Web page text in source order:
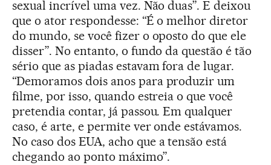
sexual incrível uma vez. Não duas”. E deixou
que o ator respondesse: “É o melhor diretor
do mundo, se você fizer o oposto do que ele
disser”. No entanto, o fundo da questão é tão
sério que as piadas estavam fora de lugar.
“Demoramos dois anos para produzir um
filme, por isso, quando estreia o que você
pretendia contar, já passou. Em qualquer
caso, é arte, e permite ver onde estávamos.
No caso dos EUA, acho que a tensão está
chegando ao ponto máximo”.